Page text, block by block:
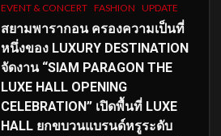
EVENT & CONCERT FASHION UPDATE
สยามพารากอน ครองความเป็นที่
หนึ่งของ LUXURY DESTINATION
จัดงาน “SIAM PARAGON THE
LUXE HALL OPENING
CELEBRATION” เปิดพื้นที่ LUXE
HALL ยกขบวนแบรนด์หรูระดับ